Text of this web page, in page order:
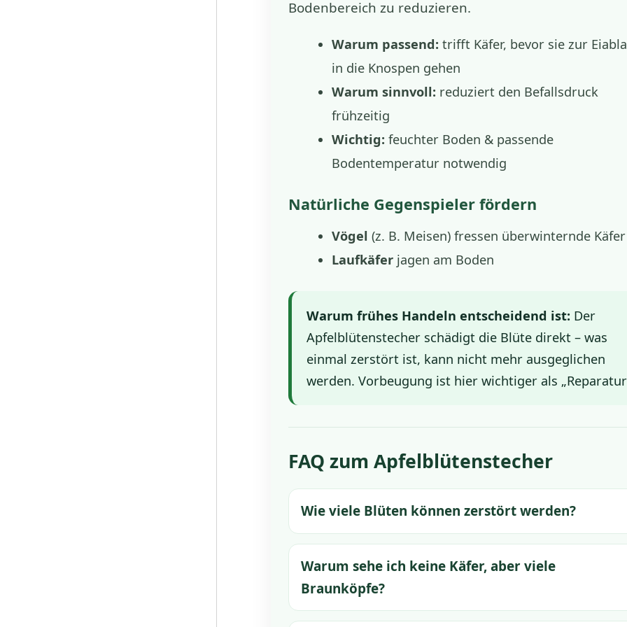
Bodenbereich zu reduzieren.
Warum passend: trifft Käfer, bevor sie zur
in die Knospen gehen
Warum sinnvoll: reduziert den Befallsdruck
frühzeitig
Wichtig: feuchter Boden & passende
Bodentemperatur notwendig
Natürliche Gegenspieler fördern
Vögel (z. B. Meisen) fressen überwinternde Käfer
Laufkäfer jagen am Boden
Warum frühes Handeln entscheidend ist: Der
Apfelblütenstecher schädigt die Blüte direkt – was
einmal zerstört ist, kann nicht mehr ausgeglichen
werden. Vorbeugung ist hier wichtiger als
FAQ zum Apfelblütenstecher
Wie viele Blüten können zerstört werden?
Warum sehe ich keine Käfer, aber viele
Braunköpfe?